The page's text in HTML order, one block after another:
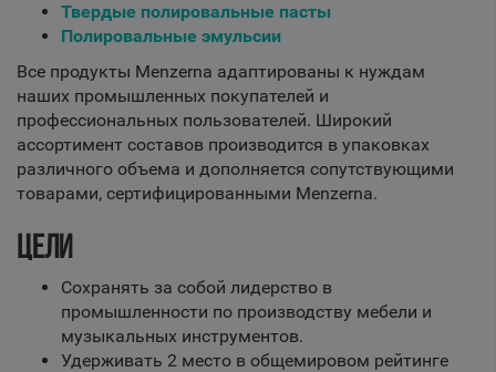
Твердые полировальные пасты
Полировальные эмульсии
Все продукты Menzerna адаптированы к нуждам
наших промышленных покупателей и
профессиональных пользователей. Широкий
ассортимент составов производится в упаковках
различного объема и дополняется сопутствующими
товарами, сертифицированными Menzerna.
ЦЕЛИ
Сохранять за собой лидерство в
промышленности по производству мебели и
музыкальных инструментов.
Удерживать 2 место в общемировом рейтинге